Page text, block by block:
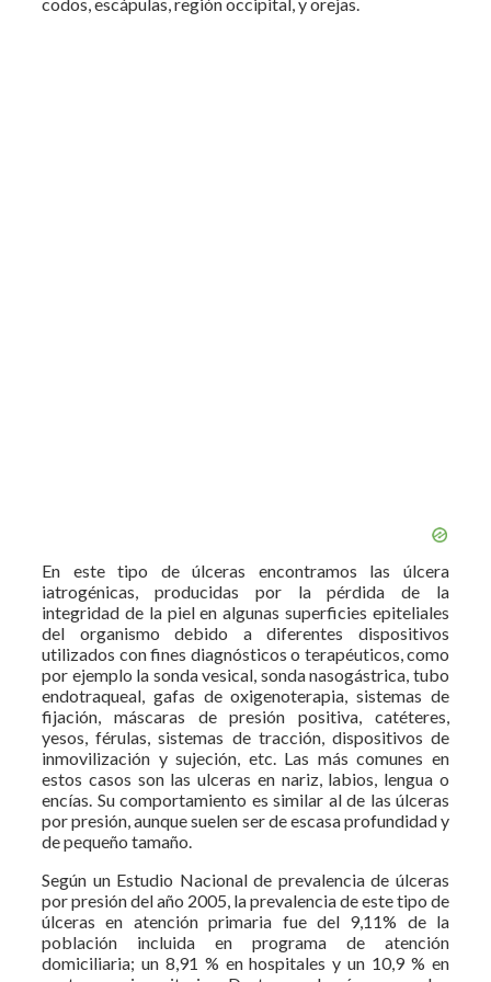
En este tipo de úlceras encontramos las úlcera
iatrogénicas, producidas por la pérdida de la
integridad de la piel en algunas superficies epiteliales
del organismo debido a diferentes dispositivos
utilizados con fines diagnósticos o terapéuticos, como
por ejemplo la sonda vesical, sonda nasogástrica, tubo
endotraqueal, gafas de oxigenoterapia, sistemas de
fijación, máscaras de presión positiva, catéteres,
yesos, férulas, sistemas de tracción, dispositivos de
inmovilización y sujeción, etc. Las más comunes en
estos casos son las ulceras en nariz, labios, lengua o
encías. Su comportamiento es similar al de las úlceras
por presión, aunque suelen ser de escasa profundidad y
de pequeño tamaño.
Según un Estudio Nacional de prevalencia de úlceras
por presión del año 2005, la prevalencia de este tipo de
úlceras en atención primaria fue del 9,11% de la
población incluida en programa de atención
domiciliaria; un 8,91 % en hospitales y un 10,9 % en